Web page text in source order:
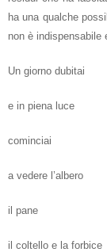
ha una qualche
non è indispensabile
Un giorno dubitai
e in piena luce
cominciai
a vedere l’albero
il pane
il coltello e la forbice